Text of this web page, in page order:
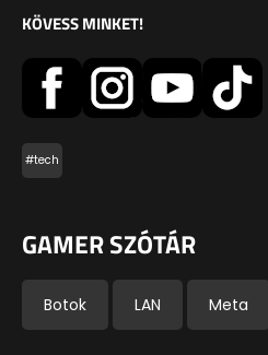
KÖVESS MINKET!
#tech
GAMER SZÓTÁR
Botok LAN Meta